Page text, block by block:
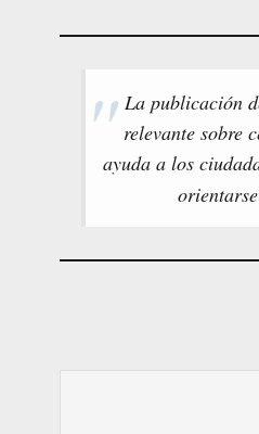
La publicación
relevante sobre
ayuda a los